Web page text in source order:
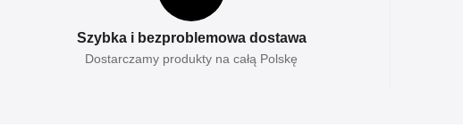
Szybka i bezproblemowa dostawa
Dostarczamy produkty na całą Polskę